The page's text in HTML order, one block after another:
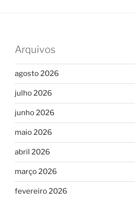
Arquivos
agosto 2026
julho 2026
junho 2026
maio 2026
abril 2026
março 2026
fevereiro 2026